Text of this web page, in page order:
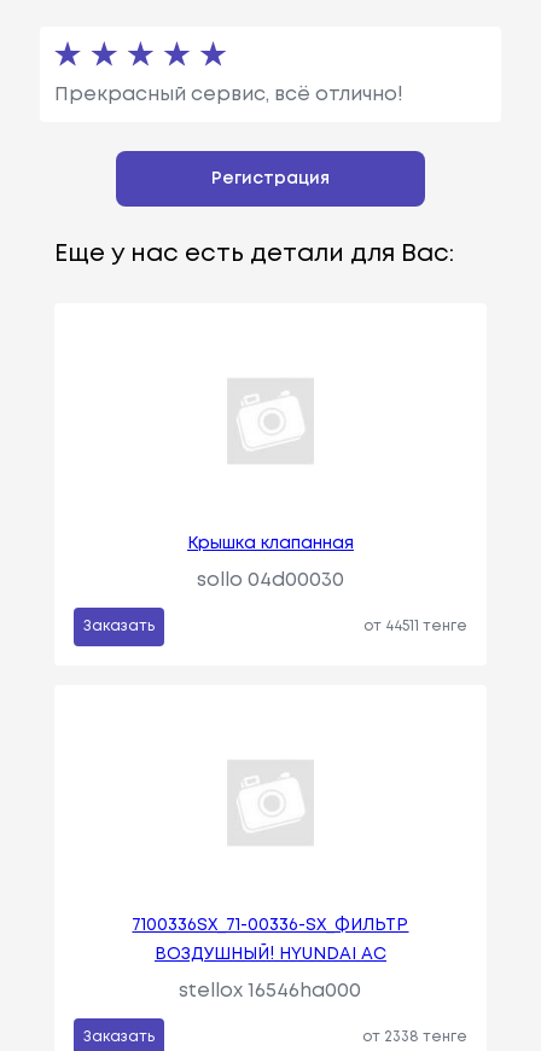
Прекрасный сервис, всё отлично!
Регистрация
Еще у нас есть детали для Вас:
Крышка клапанная
sollo 04d00030
Заказать от 44511 тенге
7100336SX_71-00336-SX_ФИЛЬТР
ВОЗДУШНЫЙ! HYUNDAI AC
stellox 16546ha000
Заказать от 2338 тенге